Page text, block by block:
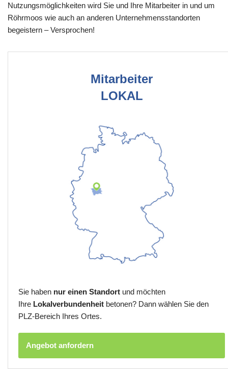
Nutzungsmöglichkeiten wird Sie und Ihre Mitarbeiter in und um
Röhrmoos wie auch an anderen Unternehmensstandorten
begeistern – Versprochen!
Mitarbeiter
LOKAL
Sie haben nur einen Standort und möchten
Ihre Lokalverbundenheit betonen? Dann wählen Sie den
PLZ-Bereich Ihres Ortes.
Angebot anfordern